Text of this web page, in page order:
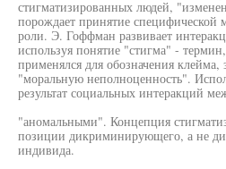
стигматизированных людей,
порождает принятие специфической
роли. Э. Гоффман развивает
используя понятие "стигма" -
применялся для обозначения клейма,
"моральную неполноценность".
результат социальных интеракций
"аномальными". Концепция
позиции дикриминирующего, а не
индивида.